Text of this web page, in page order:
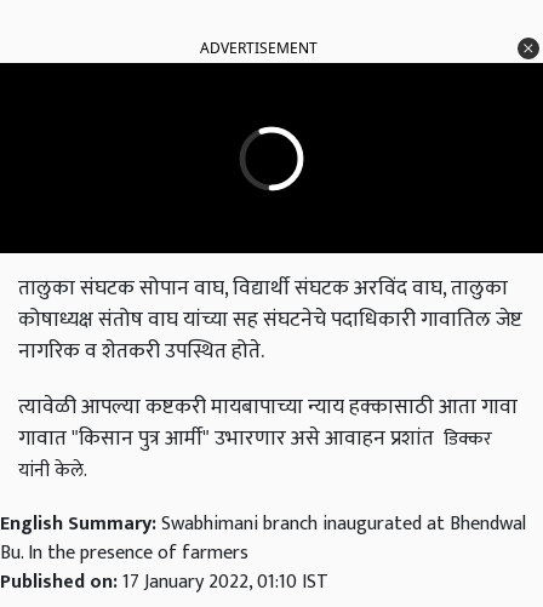
ADVERTISEMENT
तालुका संघटक सोपान वाघ, विद्यार्थी संघटक अरविंद वाघ, तालुका
कोषाध्यक्ष संतोष वाघ यांच्या सह संघटनेचे पदाधिकारी गावातिल जेष्ट
नागरिक व शेतकरी उपस्थित होते.
त्यावेळी आपल्या कष्टकरी मायबापाच्या न्याय हक्कासाठी आता गावा
गावात "किसान पुत्र आर्मी" उभारणार असे आवाहन प्रशांत डिक्कर
यांनी केले.
English Summary:Swabhimani branch inaugurated at Bhendwal
Bu. In the presence of farmers
Published on:17 January 2022, 01:10 IST